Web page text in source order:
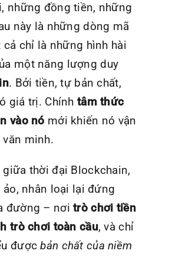
những đồng tiền, những
này là những dòng mã
chỉ là những hình hài
một năng lượng duy
. Bởi tiền, tự bản chất,
giá trị. Chính tâm thức
vào nó mới khiến nó vận
văn minh.
giữa thời đại Blockchain,
ảo, nhân loại lại đứng
đường – nơitrò chơi tiền
trò chơi toàn cầu, và chỉ
đượcbản chất của niềm